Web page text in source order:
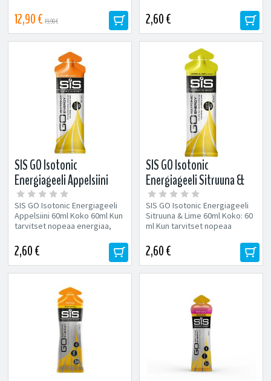
Grapefruit Tropical Kun...
12,90 € 19,90 € 2,60 €
SIS GO Isotonic
Energiageeli Appelsiini
60ml
SIS GO Isotonic Energiageeli
Appelsiini 60ml Koko 60ml Kun
tarvitset nopeaa energiaa,
2,60 €
SIS GO Isotonic
Energiageeli Sitruuna &
Lime 60ml
SIS GO Isotonic Energiageeli
Sitruuna & Lime 60ml Koko: 60
ml Kun tarvitset nopeaa
2,60 €